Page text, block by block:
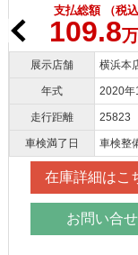
総額 （税込）
万円
横浜本店
2020年12月
25823 km
車検整備付き
細はこちら